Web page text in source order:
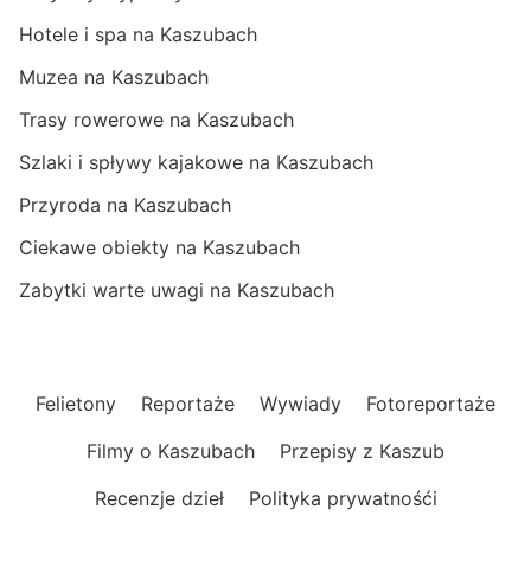
Hotele i spa na Kaszubach
Muzea na Kaszubach
Trasy rowerowe na Kaszubach
Szlaki i spływy kajakowe na Kaszubach
Przyroda na Kaszubach
Ciekawe obiekty na Kaszubach
Zabytki warte uwagi na Kaszubach
Felietony Reportaże Wywiady
Fotoreportaże
Filmy o Kaszubach
Przepisy z Kaszub
Recenzje dzieł
Polityka prywatnośći